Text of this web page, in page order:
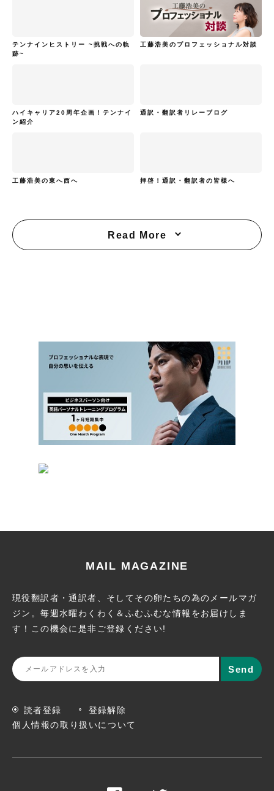
テンナインヒストリー ~挑戦への軌
跡~
工藤浩美のプロフェッショナル対談
ハイキャリア20周年企画！テンナイ
ン紹介
通訳・翻訳者リレーブログ
工藤浩美の東へ西へ 拝啓！通訳・翻訳者の皆様へ
Read More
MAIL MAGAZINE
現役翻訳者・通訳者、そしてその卵たちの為のメールマガ
ジン。毎週水曜わくわく＆ふむふむな情報をお届けしま
す！この機会に 是非ご登録ください!
読者登録
登録解除
個人情報の取り扱いについて